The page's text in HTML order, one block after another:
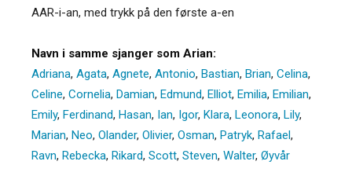
AAR-i-an, med trykk på den første a-en
Navn i samme sjanger som Arian:
Adriana, Agata, Agnete, Antonio, Bastian, Brian, Celina,
Celine, Cornelia, Damian, Edmund, Elliot, Emilia, Emilian,
Emily, Ferdinand, Hasan, Ian, Igor, Klara, Leonora, Lily,
Marian, Neo, Olander, Olivier, Osman, Patryk, Rafael,
Ravn, Rebecka, Rikard, Scott, Steven, Walter, Øyvår